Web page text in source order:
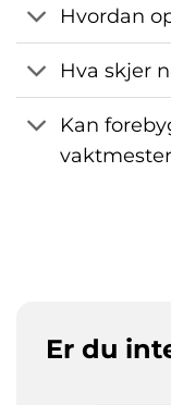
Hvordan
Hva skjer
Kan
Er du